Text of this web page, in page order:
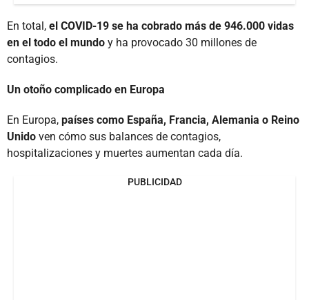
En total, el COVID-19 se ha cobrado más de 946.000 vidas
en el todo el mundo y ha provocado 30 millones de
contagios.
Un otoño complicado en Europa
En Europa, países como España, Francia, Alemania o Reino
Unido ven cómo sus balances de contagios,
hospitalizaciones y muertes aumentan cada día.
PUBLICIDAD